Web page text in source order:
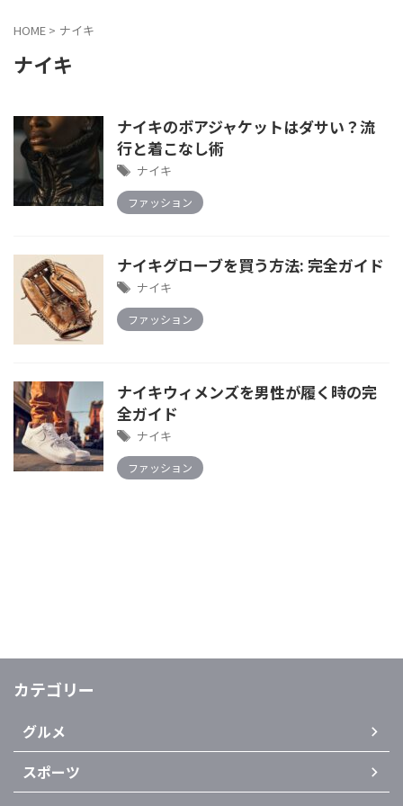
HOME > ナイキ
ナイキ
ナイキのボアジャケットはダサい？流
行と着こなし術
ナイキ
ファッション
ナイキグローブを買う方法: 完全ガイド
ナイキ
ファッション
ナイキウィメンズを男性が履く時の完
全ガイド
ナイキ
ファッション
カテゴリー
グルメ
スポーツ